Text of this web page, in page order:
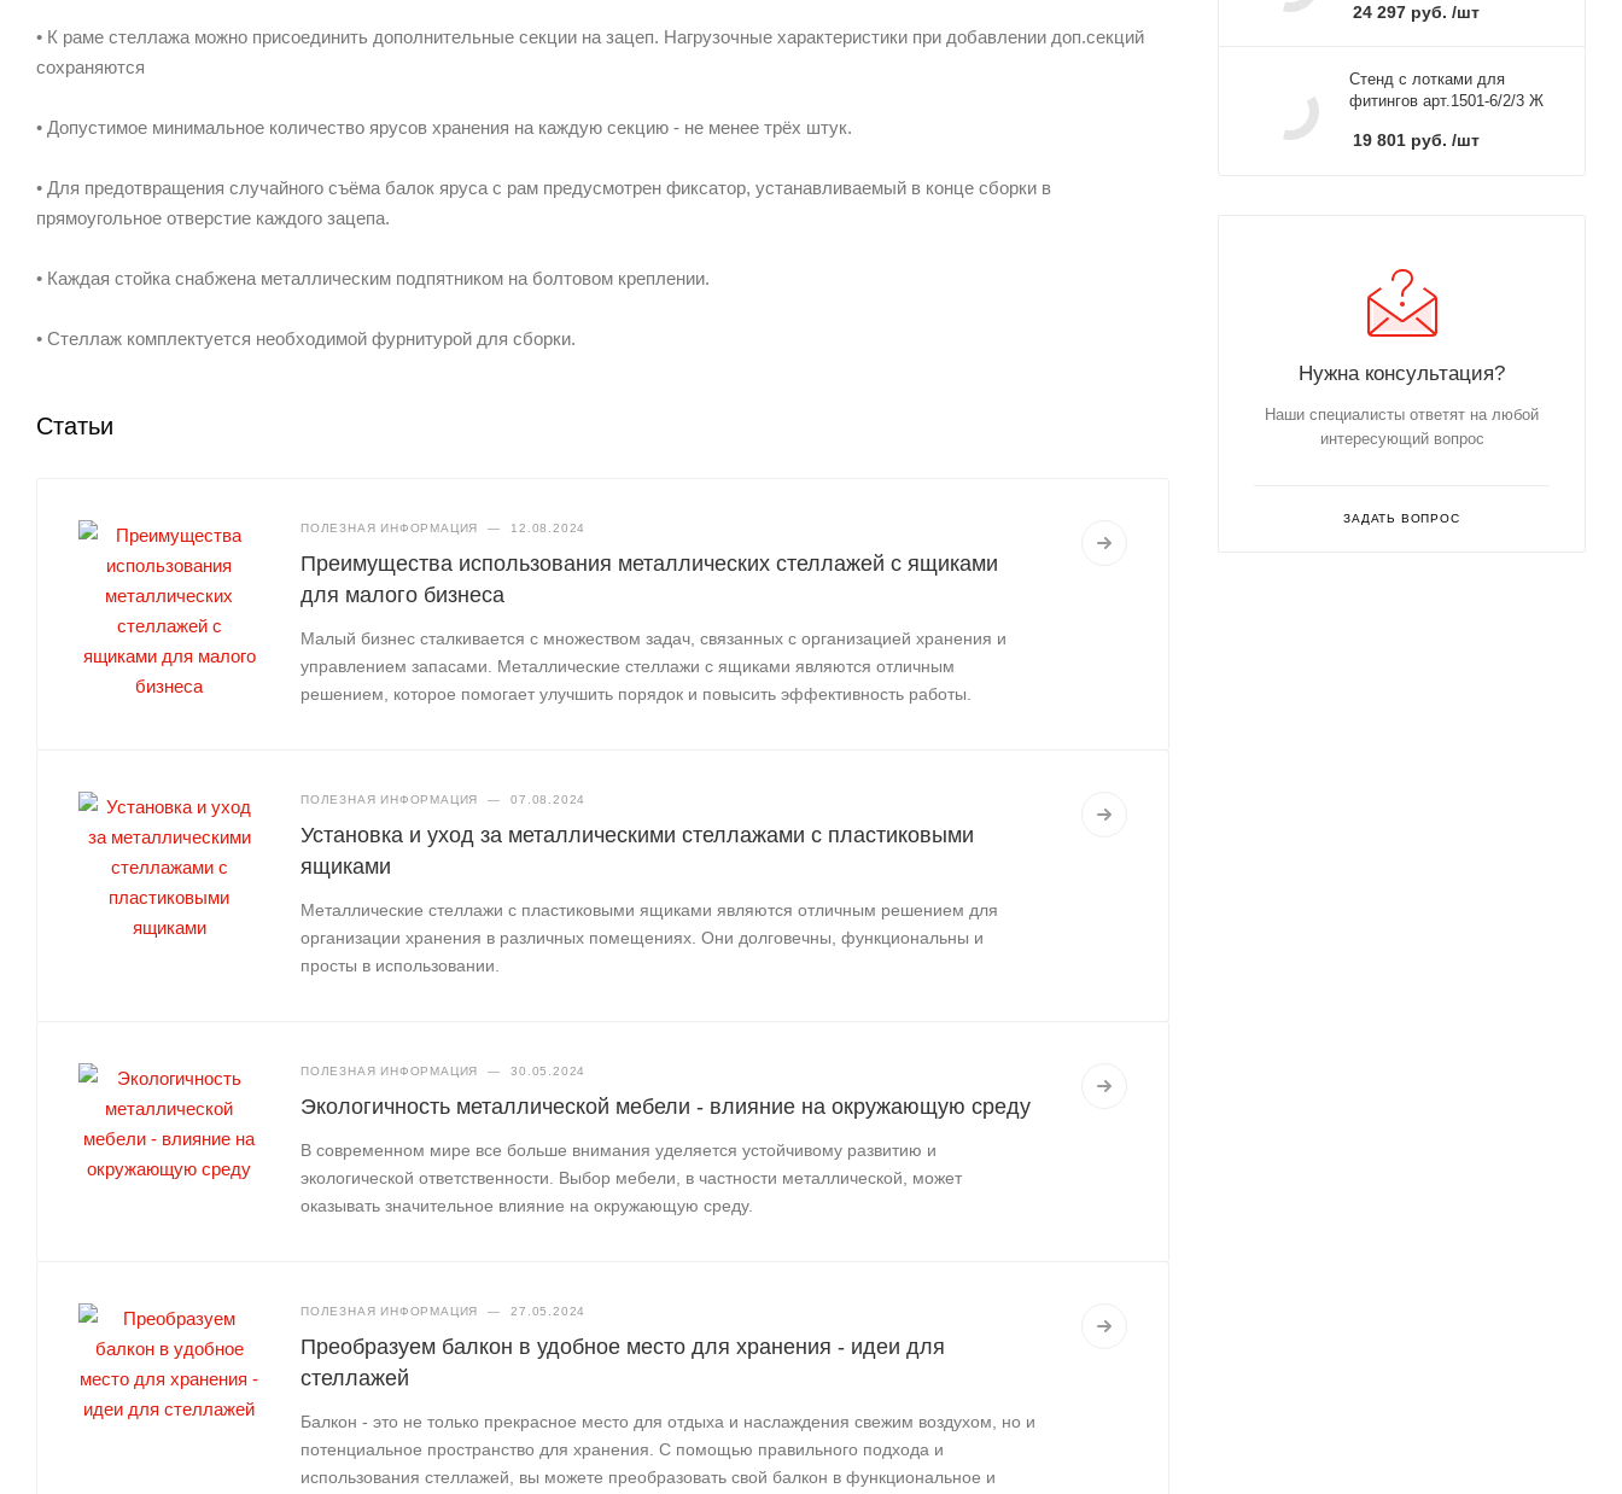
• К раме стеллажа можно присоединить дополнительные секции на зацеп. Нагрузочные характеристики при добавлении доп.секций
сохраняются
• Допустимое минимальное количество ярусов хранения на каждую секцию - не менее трёх штук.
• Для предотвращения случайного съёма балок яруса с рам предусмотрен фиксатор, устанавливаемый в конце сборки в
прямоугольное отверстие каждого зацепа.
• Каждая стойка снабжена металлическим подпятником на болтовом креплении.
• Стеллаж комплектуется необходимой фурнитурой для сборки.
Статьи
ПОЛЕЗНАЯ ИНФОРМАЦИЯ — 12.08.2024
Преимущества использования металлических стеллажей с ящиками
для малого бизнеса
Малый бизнес сталкивается с множеством задач, связанных с организацией хранения и
управлением запасами. Металлические стеллажи с ящиками являются отличным
решением, которое помогает улучшить порядок и повысить эффективность работы.
ПОЛЕЗНАЯ ИНФОРМАЦИЯ — 07.08.2024
Установка и уход за металлическими стеллажами с пластиковыми
ящиками
Металлические стеллажи с пластиковыми ящиками являются отличным решением для
организации хранения в различных помещениях. Они долговечны, функциональны и
просты в использовании.
ПОЛЕЗНАЯ ИНФОРМАЦИЯ — 30.05.2024
Экологичность металлической мебели - влияние на окружающую среду
В современном мире все больше внимания уделяется устойчивому развитию и
экологической ответственности. Выбор мебели, в частности металлической, может
оказывать значительное влияние на окружающую среду.
ПОЛЕЗНАЯ ИНФОРМАЦИЯ — 27.05.2024
Преобразуем балкон в удобное место для хранения - идеи для
стеллажей
Балкон - это не только прекрасное место для отдыха и наслаждения свежим воздухом, но и
потенциальное пространство для хранения. С помощью правильного подхода и
использования стеллажей, вы можете преобразовать свой балкон в функциональное и
24 297 руб. /шт
Стенд с лотками для
фитингов арт.1501-6/2/3 Ж
19 801 руб. /шт
Нужна консультация?
Наши специалисты ответят на любой
интересующий вопрос
ЗАДАТЬ ВОПРОС